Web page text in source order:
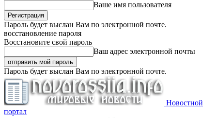
Ваше имя пользователя
Пароль будет выслан Вам по электронной почте.
восстановление пароля
Восстановите свой пароль
Ваш адрес электронной почты
Пароль будет выслан Вам по электронной почте.
Новостной
портал